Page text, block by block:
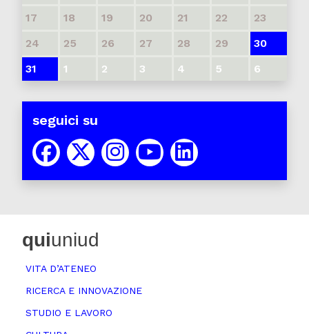
17
18 19 20 21 22
23
24
25 26 27 28 29
30
31
1 2 3 4 5 6
seguici su
quiuniud
VITA D’ATENEO
RICERCA E INNOVAZIONE
STUDIO E LAVORO